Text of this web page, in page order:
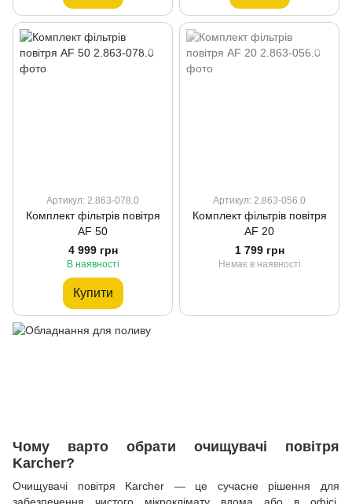
Артикул: 2.863-078.0
Комплект фільтрів повітря
AF 50
4 999 грн
В наявності
Купити
Артикул: 2.863-056.0
Комплект фільтрів повітря
AF 20
1 799 грн
Немає в наявності
Чому варто обрати очищувачі повітря
Karcher?
Очищувачі повітря Karcher — це сучасне рішення для